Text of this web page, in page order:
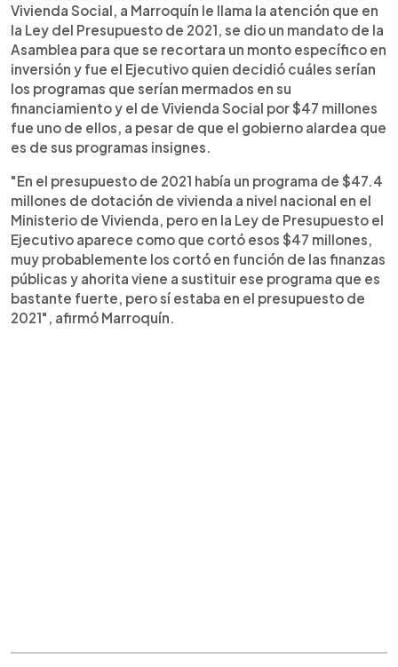
Vivienda Social, a Marroquín le llama la atención que en
la Ley del Presupuesto de 2021, se dio un mandato de la
Asamblea para que se recortara un monto específico en
inversión y fue el Ejecutivo quien decidió cuáles serían
los programas que serían mermados en su
financiamiento y el de Vivienda Social por $47 millones
fue uno de ellos, a pesar de que el gobierno alardea que
es de sus programas insignes.
"En el presupuesto de 2021 había un programa de $47.4
millones de dotación de vivienda a nivel nacional en el
Ministerio de Vivienda, pero en la Ley de Presupuesto el
Ejecutivo aparece como que cortó esos $47 millones,
muy probablemente los cortó en función de las finanzas
públicas y ahorita viene a sustituir ese programa que es
bastante fuerte, pero sí estaba en el presupuesto de
2021", afirmó Marroquín.